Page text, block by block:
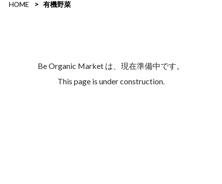
HOME 有機野菜
Be Organic Market は、現在準備中です。
This page is under construction.